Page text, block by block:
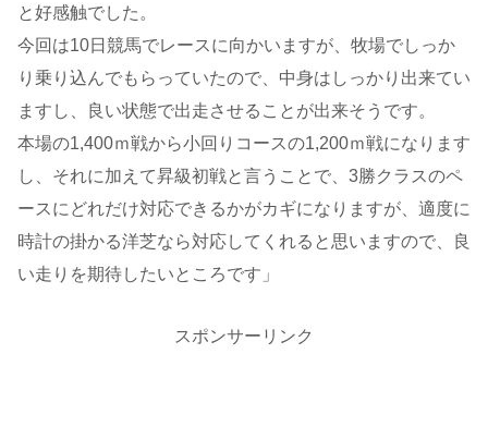
と好感触でした。
今回は10日競馬でレースに向かいますが、牧場でしっか
り乗り込んでもらっていたので、中身はしっかり出来てい
ますし、良い状態で出走させることが出来そうです。
本場の1,400ｍ戦から小回りコースの1,200ｍ戦になります
し、それに加えて昇級初戦と言うことで、3勝クラスのペ
ースにどれだけ対応できるかがカギになりますが、適度に
時計の掛かる洋芝なら対応してくれると思いますので、良
い走りを期待したいところです」
スポンサーリンク